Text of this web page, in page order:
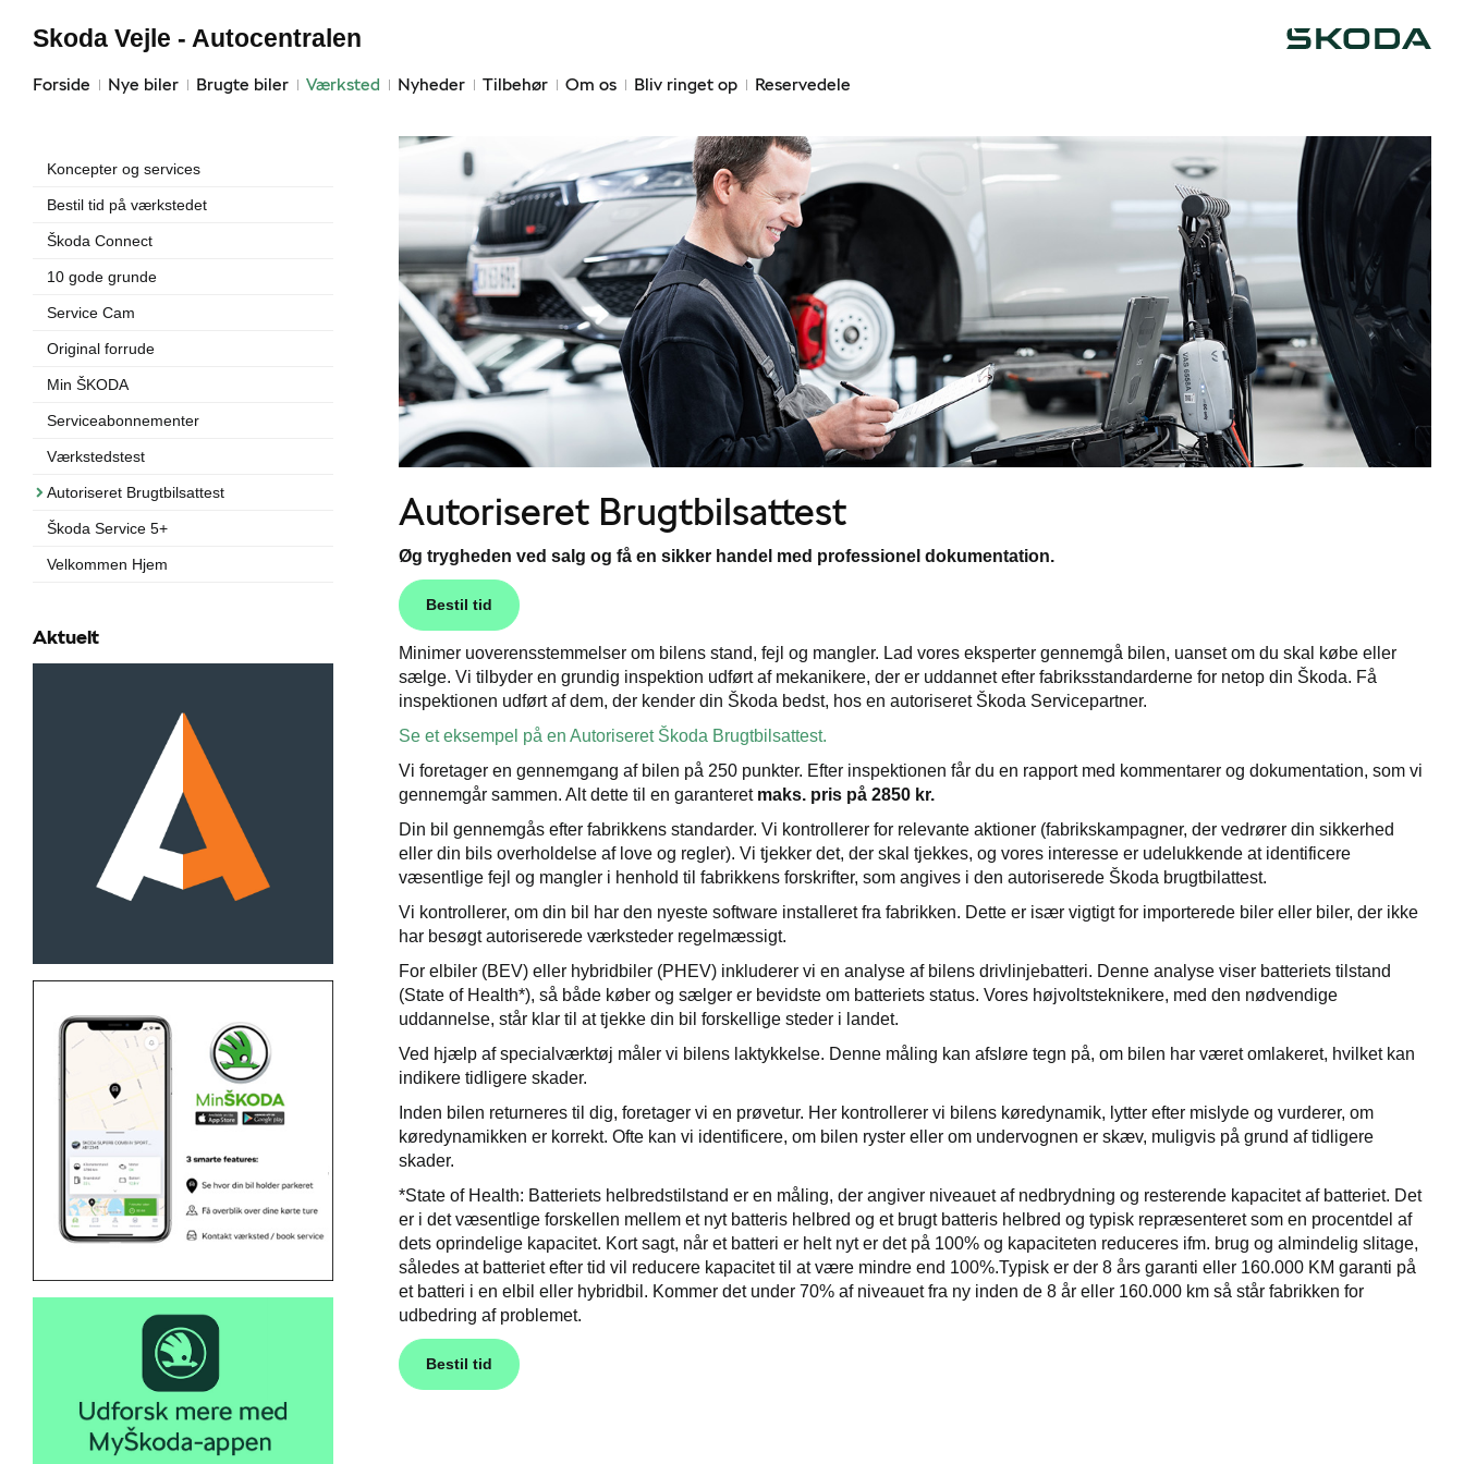
Forside Nye biler Brugte biler Værksted Nyheder Tilbehør Om os Bliv ringet op Reservedele
Skoda Vejle - Autocentralen
Koncepter og services
Bestil tid på værkstedet
Škoda Connect
10 gode grunde
Service Cam
Original forrude
Min ŠKODA
Serviceabonnementer
Værkstedstest
Autoriseret Brugtbilsattest
Škoda Service 5+
Velkommen Hjem
Aktuelt
Autoriseret Brugtbilsattest
Øg trygheden ved salg og få en sikker handel med professionel dokumentation.
Bestil tid
Minimer uoverensstemmelser om bilens stand, fejl og mangler. Lad vores eksperter gennemgå bilen, uanset om du skal købe eller
sælge. Vi tilbyder en grundig inspektion udført af mekanikere, der er uddannet efter fabriksstandarderne for netop din Škoda. Få
inspektionen udført af dem, der kender din Škoda bedst, hos en autoriseret Škoda Servicepartner.
Se et eksempel på en Autoriseret Škoda Brugtbilsattest.
Vi foretager en gennemgang af bilen på 250 punkter. Efter inspektionen får du en rapport med kommentarer og dokumentation, som vi
gennemgår sammen. Alt dette til en garanteret maks. pris på 2850 kr.
Din bil gennemgås efter fabrikkens standarder. Vi kontrollerer for relevante aktioner (fabrikskampagner, der vedrører din sikkerhed
eller din bils overholdelse af love og regler). Vi tjekker det, der skal tjekkes, og vores interesse er udelukkende at identificere
væsentlige fejl og mangler i henhold til fabrikkens forskrifter, som angives i den autoriserede Škoda brugtbilattest.
Vi kontrollerer, om din bil har den nyeste software installeret fra fabrikken. Dette er især vigtigt for importerede biler eller biler, der ikke
har besøgt autoriserede værksteder regelmæssigt.
For elbiler (BEV) eller hybridbiler (PHEV) inkluderer vi en analyse af bilens drivlinjebatteri. Denne analyse viser batteriets tilstand
(State of Health*), så både køber og sælger er bevidste om batteriets status. Vores højvoltsteknikere, med den nødvendige
uddannelse, står klar til at tjekke din bil forskellige steder i landet.
Ved hjælp af specialværktøj måler vi bilens laktykkelse. Denne måling kan afsløre tegn på, om bilen har været omlakeret, hvilket kan
indikere tidligere skader.
Inden bilen returneres til dig, foretager vi en prøvetur. Her kontrollerer vi bilens køredynamik, lytter efter mislyde og vurderer, om
køredynamikken er korrekt. Ofte kan vi identificere, om bilen ryster eller om undervognen er skæv, muligvis på grund af tidligere
skader.
*State of Health: Batteriets helbredstilstand er en måling, der angiver niveauet af nedbrydning og resterende kapacitet af batteriet. Det
er i det væsentlige forskellen mellem et nyt batteris helbred og et brugt batteris helbred og typisk repræsenteret som en procentdel af
dets oprindelige kapacitet. Kort sagt, når et batteri er helt nyt er det på 100% og kapaciteten reduceres ifm. brug og almindelig slitage,
således at batteriet efter tid vil reducere kapacitet til at være mindre end 100%.Typisk er der 8 års garanti eller 160.000 KM garanti på
et batteri i en elbil eller hybridbil. Kommer det under 70% af niveauet fra ny inden de 8 år eller 160.000 km så står fabrikken for
udbedring af problemet.
Bestil tid